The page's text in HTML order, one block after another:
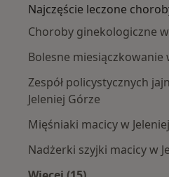
Najczęście leczone
Choroby ginekologiczne
Bolesne miesiączkowanie
Zespół policystycznych
Jeleniej Górze
Mięśniaki macicy w
Nadżerki szyjki macicy w